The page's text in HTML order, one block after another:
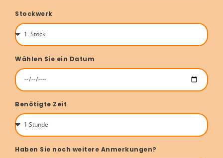
Stockwerk
Wählen Sie ein Datum
Benötigte Zeit
Haben Sie noch weitere Anmerkungen?